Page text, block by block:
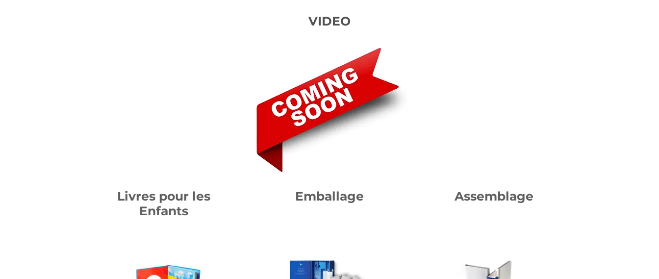
VIDEO
Livres pour les
Enfants
Emballage Assemblage